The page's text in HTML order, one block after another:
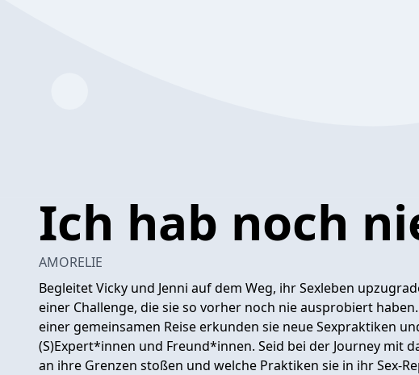
Ich hab noch
AMORELIE
Begleitet Vicky und Jenni auf dem Weg, ihr Sexleben
einer Challenge, die sie so vorher noch nie ausprobiert
einer gemeinsamen Reise erkunden sie neue Sexpraktiken
(S)Expert*innen und Freund*innen. Seid bei der Journey mit
an ihre Grenzen stoßen und welche Praktiken sie in ihr Sex-